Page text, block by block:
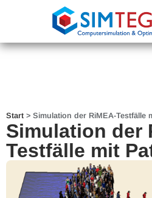
Start > Simulation der RiMEA-Testfälle
Simulation der
Testfälle mit